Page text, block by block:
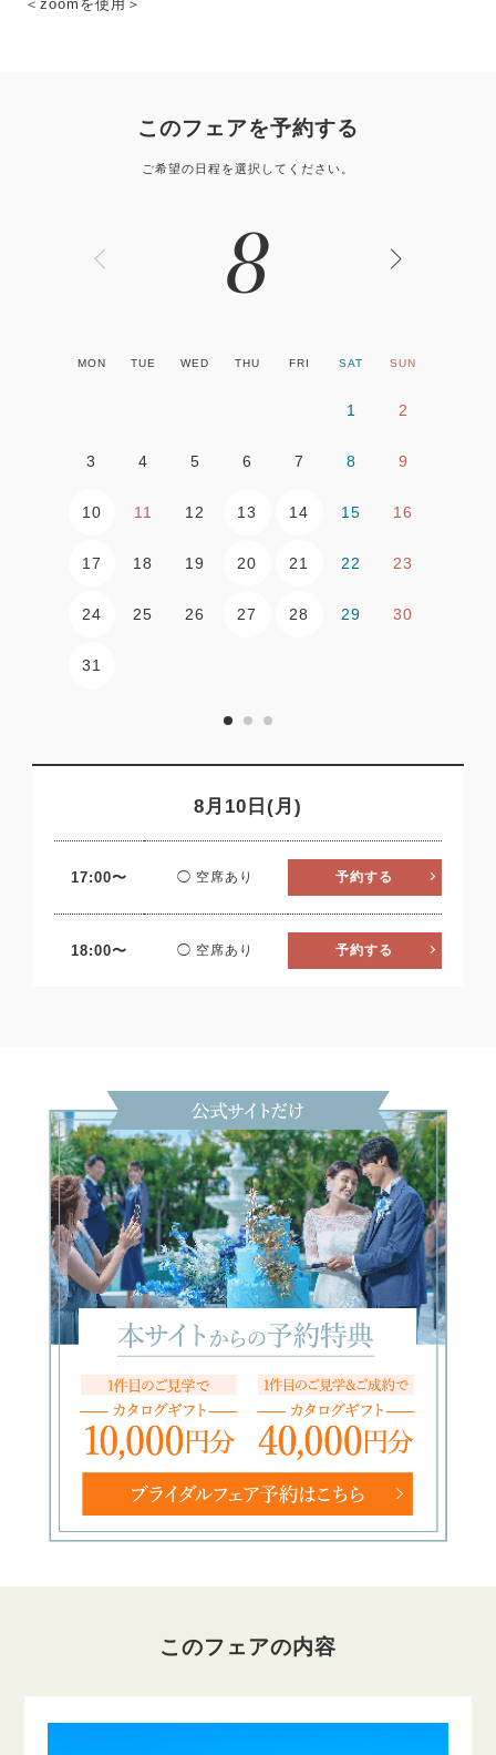
＜zoomを使用＞
このフェアを予約する
ご希望の日程を選択してください。
8
MON TUE WED THU FRI SAT SUN
1 2
3 4 5 6 7 8 9
10 11 12 13 14 15 16
17 18 19 20 21 22 23
24 25 26 27 28 29 30
31
8月10日(月)
17:00〜 ◯ 空席あり 予約する
18:00〜 ◯ 空席あり 予約する
このフェアの内容